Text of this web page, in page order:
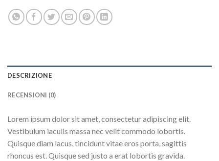
DESCRIZIONE
RECENSIONI (0)
Lorem ipsum dolor sit amet, consectetur adipiscing elit.
Vestibulum iaculis massa nec velit commodo lobortis.
Quisque diam lacus, tincidunt vitae eros porta, sagittis
rhoncus est. Quisque sed justo a erat lobortis gravida.